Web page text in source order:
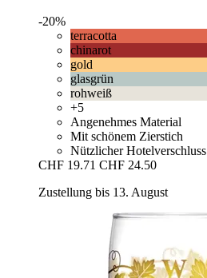
-20%
terracotta
chinarot
gold
glasgrün
rohweiß
+5
Angenehmes Material
Mit schönem Zierstich
Nützlicher Hotelverschluss
CHF 19.71 CHF 24.50
Zustellung bis 13. August